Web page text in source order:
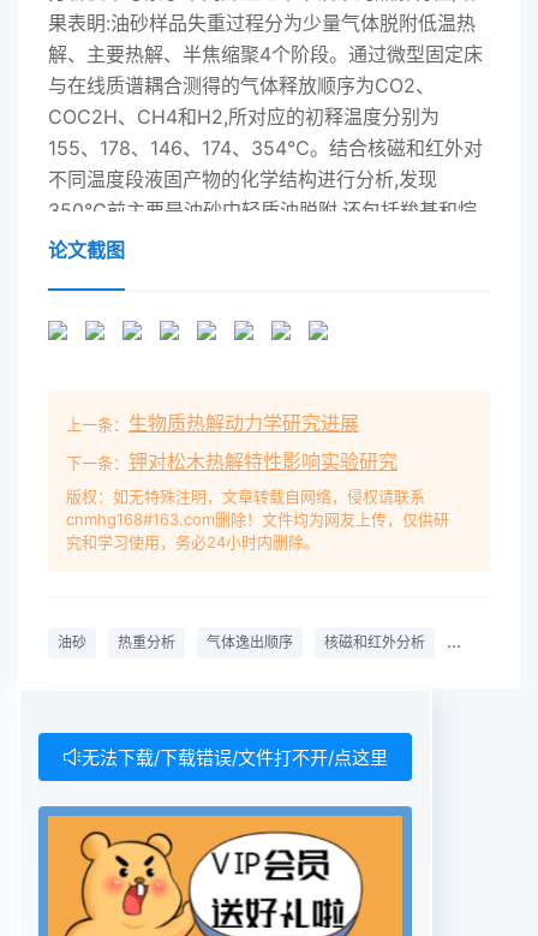
论文截图
上一条： 生物质热解动力学研究进展
下一条： 钾对松木热解特性影响实验研究
版权：如无特殊注明，文章转载自网络，侵权请联系
cnmhg168#163.com删除！文件均为网友上传，仅供研
究和学习使用，务必24小时内删除。
油砂 热重分析 气体逸出顺序 核磁和红外分析 热解机理
无法下载/下载错误/文件打不开/点这里